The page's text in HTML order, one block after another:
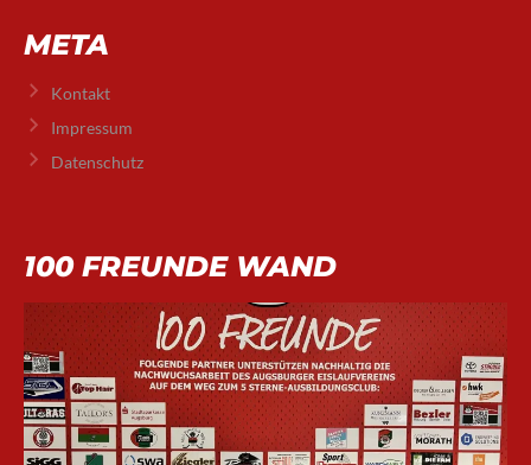
META
Kontakt
Impressum
Datenschutz
100 FREUNDE WAND